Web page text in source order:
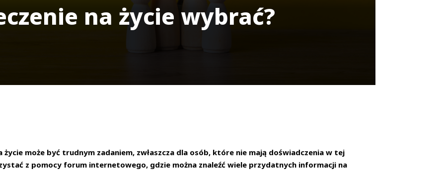
na życie wybrać?
może być trudnym zadaniem, zwłaszcza dla osób, które nie mają doświadczenia w tej
z pomocy forum internetowego, gdzie można znaleźć wiele przydatnych informacji na